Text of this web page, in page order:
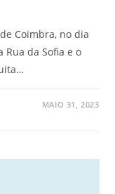
Coimbra, no dia
da Sofia e o
MAIO 31, 2023